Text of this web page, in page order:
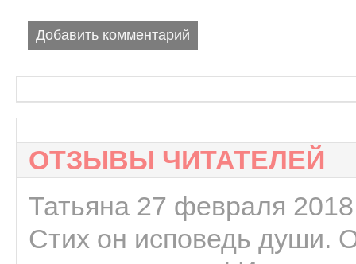
Добавить комментарий
ОТЗЫВЫ ЧИТАТЕЛЕЙ
Татьяна 27 февраля
Стих он исповедь души.